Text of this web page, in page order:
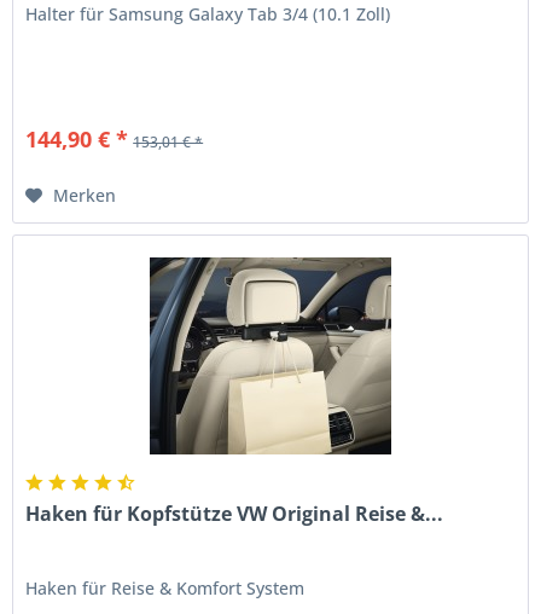
Halter für Samsung Galaxy Tab 3/4 (10.1 Zoll)
144,90 € * 153,01 € *
Merken
Haken für Kopfstütze VW Original Reise &...
Haken für Reise & Komfort System